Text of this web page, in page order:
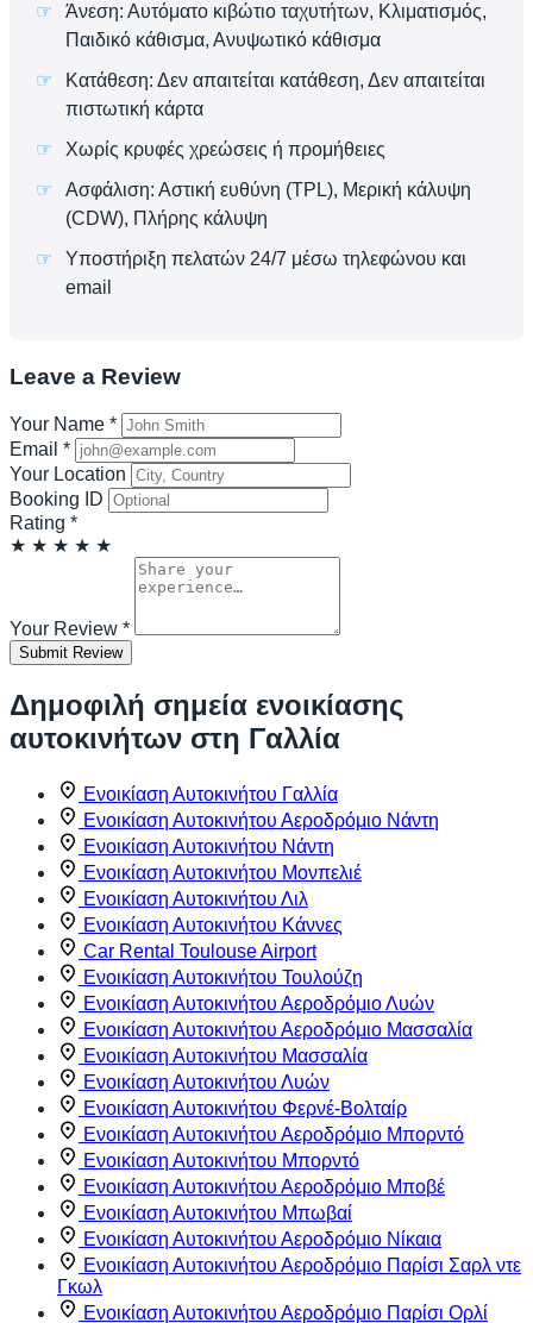
Άνεση: Αυτόματο κιβώτιο ταχυτήτων, Κλιματισμός,
Παιδικό κάθισμα, Ανυψωτικό κάθισμα
Κατάθεση: Δεν απαιτείται κατάθεση, Δεν απαιτείται
πιστωτική κάρτα
Χωρίς κρυφές χρεώσεις ή προμήθειες
Ασφάλιση: Αστική ευθύνη (TPL), Μερική κάλυψη
(CDW), Πλήρης κάλυψη
Υποστήριξη πελατών 24/7 μέσω τηλεφώνου και
email
Leave a Review
Your Name *
Email *
Your Location
Booking ID
Rating *
★ ★ ★ ★ ★
Your Review *
Submit Review
Δημοφιλή σημεία ενοικίασης
αυτοκινήτων στη Γαλλία
Ενοικίαση Αυτοκινήτου Γαλλία
Ενοικίαση Αυτοκινήτου Αεροδρόμιο Νάντη
Ενοικίαση Αυτοκινήτου Νάντη
Ενοικίαση Αυτοκινήτου Μονπελιέ
Ενοικίαση Αυτοκινήτου Λιλ
Ενοικίαση Αυτοκινήτου Κάννες
Car Rental Toulouse Airport
Ενοικίαση Αυτοκινήτου Τουλούζη
Ενοικίαση Αυτοκινήτου Αεροδρόμιο Λυών
Ενοικίαση Αυτοκινήτου Αεροδρόμιο Μασσαλία
Ενοικίαση Αυτοκινήτου Μασσαλία
Ενοικίαση Αυτοκινήτου Λυών
Ενοικίαση Αυτοκινήτου Φερνέ-Βολταίρ
Ενοικίαση Αυτοκινήτου Αεροδρόμιο Μπορντό
Ενοικίαση Αυτοκινήτου Μπορντό
Ενοικίαση Αυτοκινήτου Αεροδρόμιο Μποβέ
Ενοικίαση Αυτοκινήτου Μπωβαί
Ενοικίαση Αυτοκινήτου Αεροδρόμιο Νίκαια
Ενοικίαση Αυτοκινήτου Αεροδρόμιο Παρίσι Σαρλ ντε
Γκωλ
Ενοικίαση Αυτοκινήτου Αεροδρόμιο Παρίσι Ορλί